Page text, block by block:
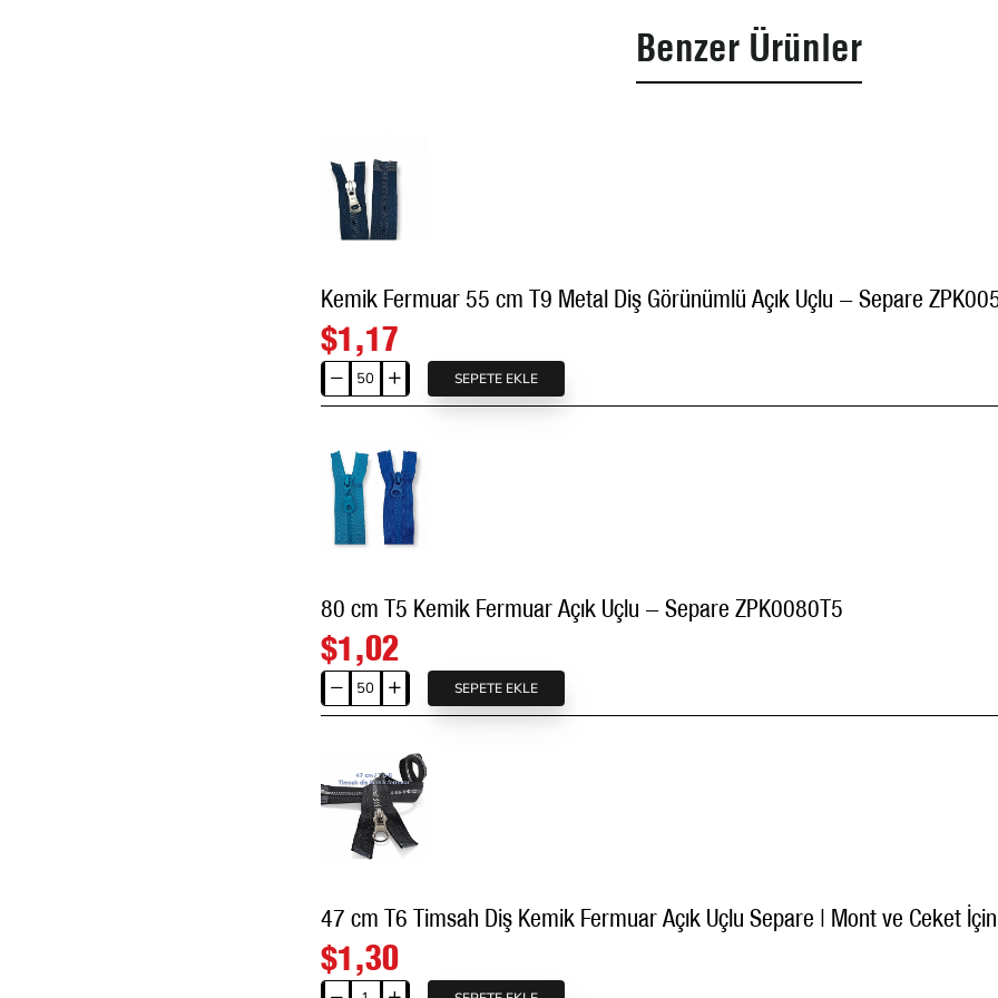
Benzer Ürünler
Kemik Fermuar 55 cm T9 Metal Diş
$1,17
Kemik
cm
T9
Metal
Diş
Açık
Uçlu
-
Separe
ZPK0055T9MG
SEPETE EKLE
80 cm T5 Kemik Fermuar Açık Uçlu - Separe ZPK0080T5
$1,02
80
Kemik
Fermuar
Separe
ZPK0080T5
SEPETE EKLE
47 cm T6 Timsah Diş Kemik Fermuar Açık Uçlu Separe | Mont ve Ceket
$1,30